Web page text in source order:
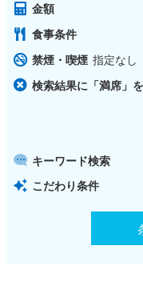
金額
食事条件
禁煙・喫煙 指定なし
検索結果に「満席」
キーワード検索
こだわり条件